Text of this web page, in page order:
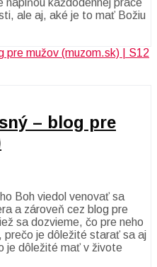
každodennej práce
ale aj, aké je to mať Božiu
– blog pre
Boh viedol venovať sa
a zároveň cez blog pre
sa dozvieme, čo pre neho
prečo je dôležité starať sa aj
je dôležité mať v živote